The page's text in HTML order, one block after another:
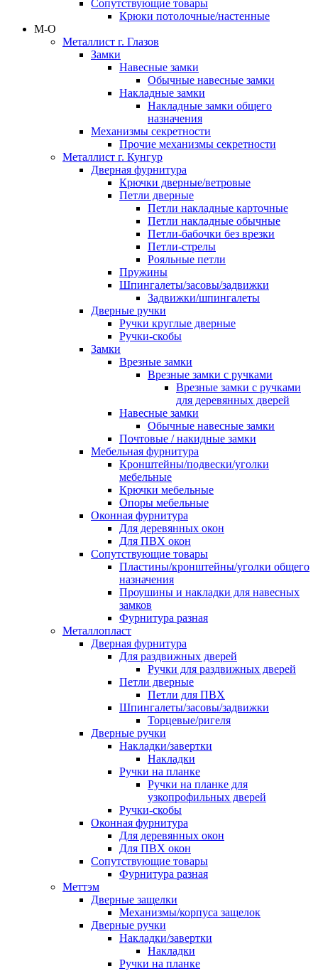
Сопутствующие товары
Крюки потолочные/настенные
М-О
Металлист г. Глазов
Замки
Навесные замки
Обычные навесные замки
Накладные замки
Накладные замки общего
назначения
Механизмы секретности
Прочие механизмы секретности
Металлист г. Кунгур
Дверная фурнитура
Крючки дверные/ветровые
Петли дверные
Петли накладные карточные
Петли накладные обычные
Петли-бабочки без врезки
Петли-стрелы
Рояльные петли
Пружины
Шпингалеты/засовы/задвижки
Задвижки/шпингалеты
Дверные ручки
Ручки круглые дверные
Ручки-скобы
Замки
Врезные замки
Врезные замки с ручками
Врезные замки с ручками
для деревянных дверей
Навесные замки
Обычные навесные замки
Почтовые / накидные замки
Мебельная фурнитура
Кронштейны/подвески/уголки
мебельные
Крючки мебельные
Опоры мебельные
Оконная фурнитура
Для деревянных окон
Для ПВХ окон
Сопутствующие товары
Пластины/кронштейны/уголки общего
назначения
Проушины и накладки для навесных
замков
Фурнитура разная
Металлопласт
Дверная фурнитура
Для раздвижных дверей
Ручки для раздвижных дверей
Петли дверные
Петли для ПВХ
Шпингалеты/засовы/задвижки
Торцевые/ригеля
Дверные ручки
Накладки/завертки
Накладки
Ручки на планке
Ручки на планке для
узкопрофильных дверей
Ручки-скобы
Оконная фурнитура
Для деревянных окон
Для ПВХ окон
Сопутствующие товары
Фурнитура разная
Меттэм
Дверные защелки
Механизмы/корпуса защелок
Дверные ручки
Накладки/завертки
Накладки
Ручки на планке